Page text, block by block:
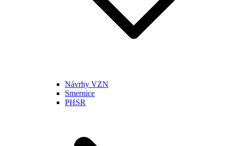
Návrhy VZN
Smernice
PHSR